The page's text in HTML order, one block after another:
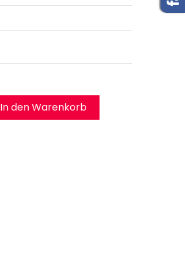
In den Warenkorb